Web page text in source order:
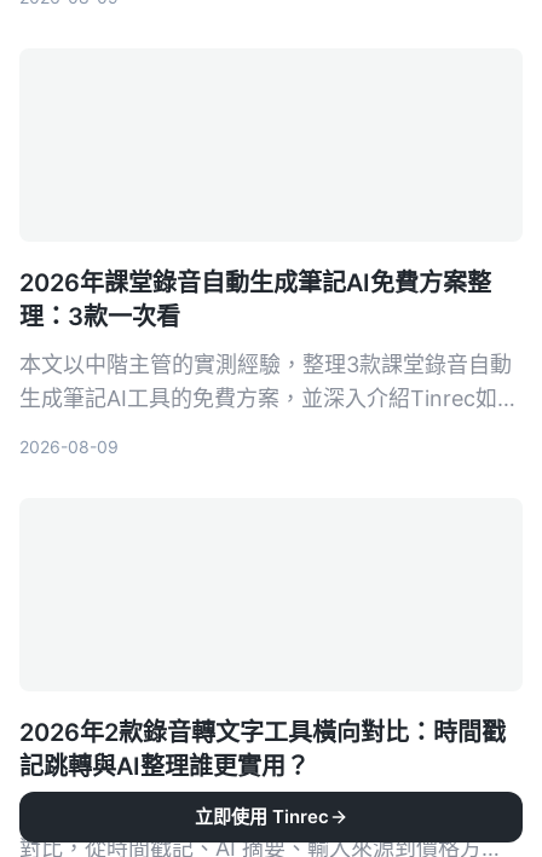
2026年課堂錄音自動生成筆記AI免費方案整
理：3款一次看
本文以中階主管的實測經驗，整理3款課堂錄音自動
生成筆記AI工具的免費方案，並深入介紹Tinrec如何
2026-08-09
2026年2款錄音轉文字工具橫向對比：時間戳
記跳轉與AI整理誰更實用？
Tinrec 秒听录音與 MyEdit 兩大語音轉文字工具深度
對比，從時間戳記、AI 摘要、輸入來源到價格方
立即使用 Tinrec